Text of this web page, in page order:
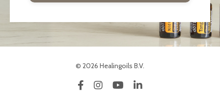
© 2026 Healingoils B.V.